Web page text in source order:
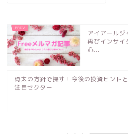
アイアールジ
再びインサイ
心...
骨太の方針で探す！今後の投資ヒントと
注目セクター